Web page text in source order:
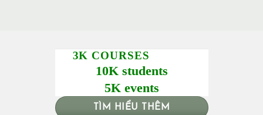
3K COURSES
10K students
5K events
TÌM HIỂU THÊM